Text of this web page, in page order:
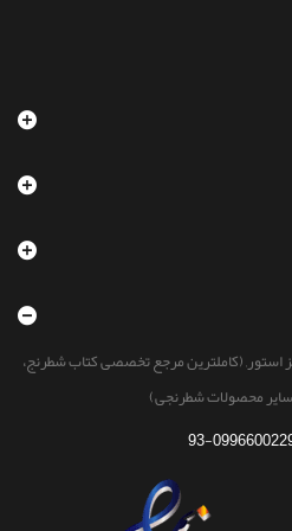
(کاملترین مرجع تخصصی کتاب شطرنج،
محصولات شطرنجی)